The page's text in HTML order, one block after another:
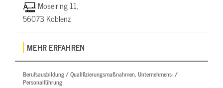
Moselring 11,
56073 Koblenz
MEHR ERFAHREN
Berufsausbildung / Qualifizierungsmaßnahmen, Unternehmens- /
Personalführung